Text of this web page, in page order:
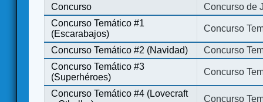
Concurso
Concurso de
Concurso Temático #1
(Escarabajos)
Concurso
Concurso Temático #2 (Navidad)
Concurso
Concurso Temático #3
(Superhéroes)
Concurso
Concurso Temático #4 (Lovecraft
Concurso